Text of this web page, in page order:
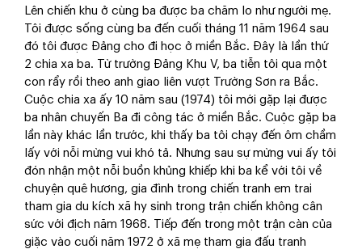
Lên chiến khu ở cùng ba được ba chăm lo như người mẹ.
Tôi được sống cùng ba đến cuối tháng 11 năm 1964 sau
đó tôi được Đảng cho đi học ở miền Bắc. Đây là lần thứ
2 chia xa ba. Từ trường Đảng Khu V, ba tiễn tôi qua một
con rẩy rồi theo anh giao liên vượt Trường Sơn ra Bắc.
Cuộc chia xa ấy 10 năm sau (1974) tôi mới gặp lại được
ba nhân chuyến Ba đi công tác ở miền Bắc. Cuộc gặp ba
lần này khác lần trước, khi thấy ba tôi chạy đến ôm chầm
lấy với nỗi mừng vui khó tả. Nhưng sau sự mừng vui ấy tôi
đón nhận một nỗi buồn khủng khiếp khi ba kể với tôi về
chuyện quê hương, gia đình trong chiến tranh em trai
tham gia du kích xã hy sinh trong trận chiến không cân
sức với địch năm 1968. Tiếp đến trong một trận càn của
giặc vào cuối năm 1972 ở xã mẹ tham gia đấu tranh